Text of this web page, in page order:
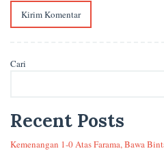
Cari
Recent Posts
Kemenangan 1-0 Atas Farama, Bawa